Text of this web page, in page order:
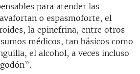
para atender las
o espasmoforte, el
la epinefrina, entre otros
médicos, tan básicos como
el alcohol, a veces incluso